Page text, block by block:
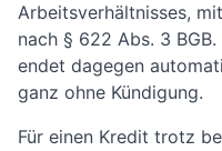
Arbeitsverhältnisses,
nach § 622 Abs. 3
endet dagegen
ganz ohne Kündigung.
Für einen Kredit trotz